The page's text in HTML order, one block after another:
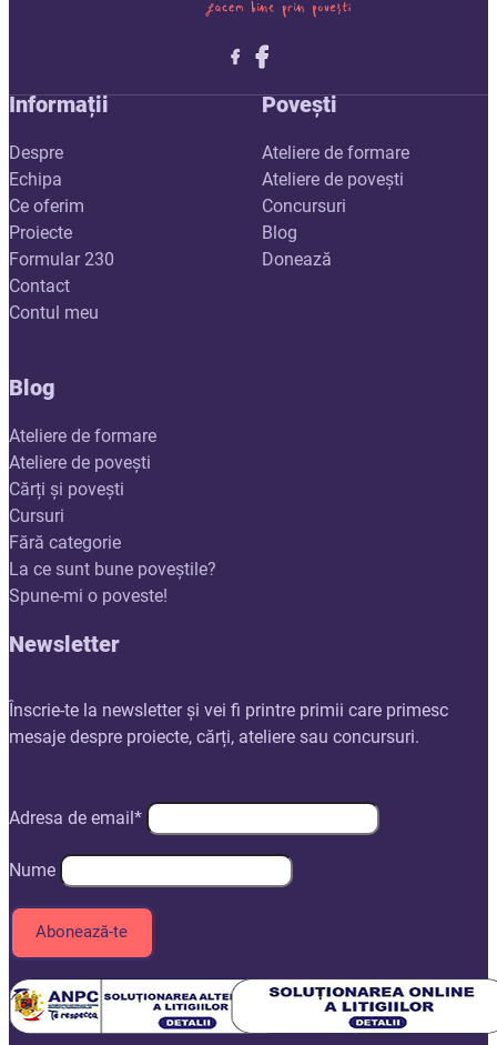
Follow me on X
Follow me on LinkedIn
Follow me on X
Informații
Despre
Echipa
Ce oferim
Proiecte
Formular 230
Contact
Contul meu
Povești
Ateliere de formare
Ateliere de povești
Concursuri
Blog
Donează
Blog
Ateliere de formare
Ateliere de povești
Cărți și povești
Cursuri
Fără categorie
La ce sunt bune poveștile?
Spune-mi o poveste!
Newsletter
Înscrie-te la newsletter și vei fi printre primii care primesc
mesaje despre proiecte, cărți, ateliere sau concursuri.
Adresa de email*
Nume